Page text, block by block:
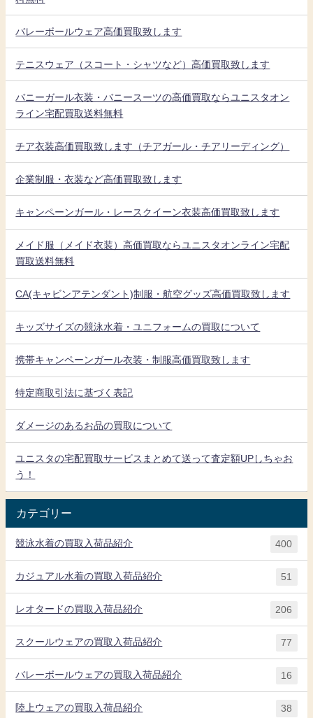
バレーボールウェア高価買取致します
テニスウェア（スコート・シャツなど）高価買取致します
バニーガール衣装・バニースーツの高価買取ならユニスタオン
ライン宅配買取送料無料
チア衣装高価買取致します（チアガール・チアリーディング）
企業制服・衣装など高価買取致します
キャンペーンガール・レースクイーン衣装高価買取致します
メイド服（メイド衣装）高価買取ならユニスタオンライン宅配
買取送料無料
CA(キャビンアテンダント)制服・航空グッズ高価買取致します
キッズサイズの競泳水着・ユニフォームの買取について
携帯キャンペーンガール衣装・制服高価買取致します
特定商取引法に基づく表記
ダメージのあるお品の買取について
ユニスタの宅配買取サービスまとめて送って査定額UPしちゃお
う！
カテゴリー
競泳水着の買取入荷品紹介 400
カジュアル水着の買取入荷品紹介 51
レオタードの買取入荷品紹介 206
スクールウェアの買取入荷品紹介 77
バレーボールウェアの買取入荷品紹介 16
陸上ウェアの買取入荷品紹介 38